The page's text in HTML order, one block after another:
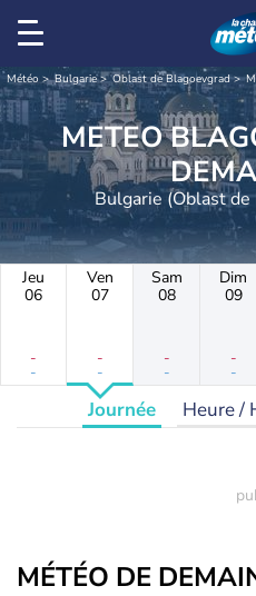
Météo Bulgarie Oblast de Blagoevgrad
METEO BLAGOEVGRAD
Bulgarie (Oblast de
Jeu
06
-
-
Ven
07
-
-
Sam
08
-
-
Dim
09
-
-
Journée Heure /
MÉTÉO DE